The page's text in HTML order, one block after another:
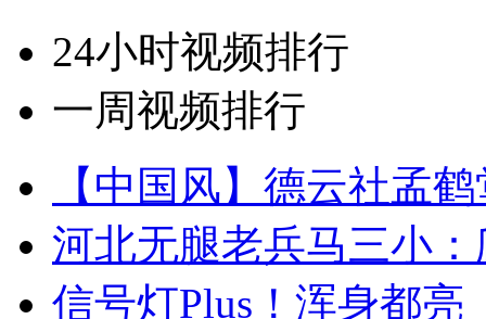
24小时视频排行
一周视频排行
【中国风】德云社孟
河北无腿老兵马三小
信号灯Plus！浑身都亮